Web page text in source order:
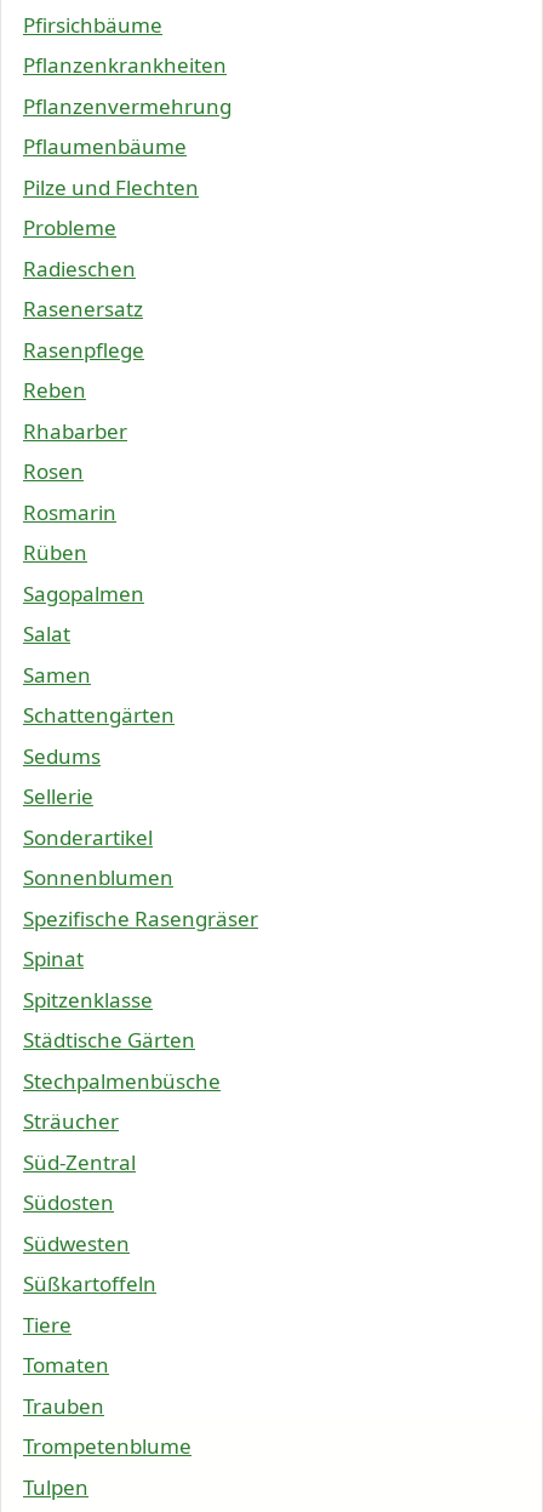
Pfirsichbäume
Pflanzenkrankheiten
Pflanzenvermehrung
Pflaumenbäume
Pilze und Flechten
Probleme
Radieschen
Rasenersatz
Rasenpflege
Reben
Rhabarber
Rosen
Rosmarin
Rüben
Sagopalmen
Salat
Samen
Schattengärten
Sedums
Sellerie
Sonderartikel
Sonnenblumen
Spezifische Rasengräser
Spinat
Spitzenklasse
Städtische Gärten
Stechpalmenbüsche
Sträucher
Süd-Zentral
Südosten
Südwesten
Süßkartoffeln
Tiere
Tomaten
Trauben
Trompetenblume
Tulpen